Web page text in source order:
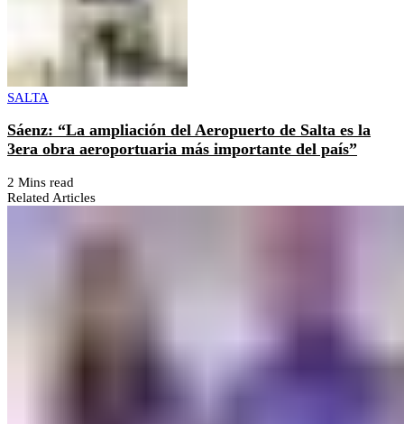
SALTA
Sáenz: “La ampliación del Aeropuerto de Salta es la
3era obra aeroportuaria más importante del país”
2 Mins read
Related Articles